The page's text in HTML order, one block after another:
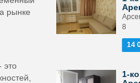
рынке
это
8
14
1-